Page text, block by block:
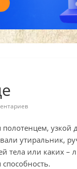
узкой
утиральник,
тела или каких